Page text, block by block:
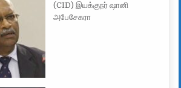
(CID) இயக்குநர் ஷானி
அபேசேகரா